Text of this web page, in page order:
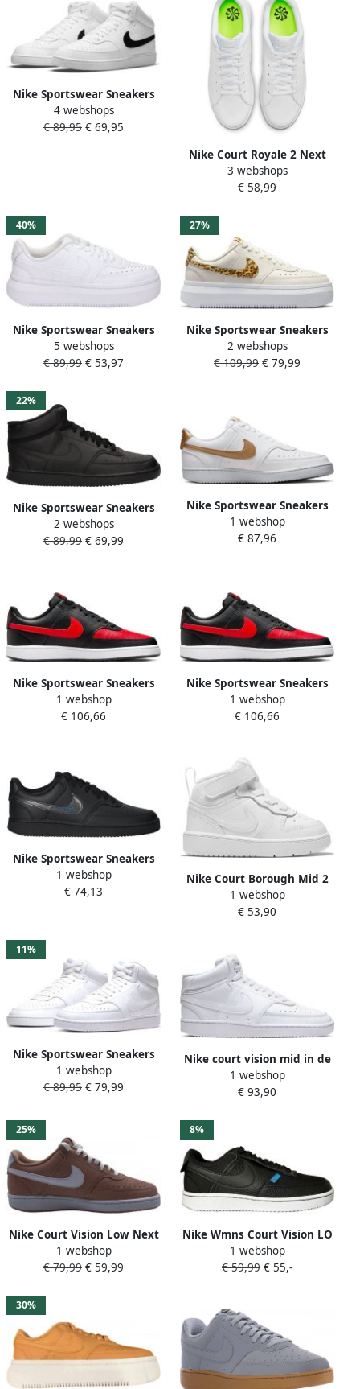
Nike Sportswear Sneakers
COURT VISION MID NEXT
NATURE geïnspireerd op
4 webshops
€ 89,95 € 69,95
Nike Court Royale 2 Next
Nature Damessneakers
schoenen wit casual
3 webshops
€ 58,99
40%
Nike Sportswear Sneakers
COURT VISION ALTA Design
in de voetsporen van de Air
5 webshops
€ 89,99 € 53,97
27%
Nike Sportswear Sneakers
COURT VISION ALTA Design
in de voetsporen van de Air
2 webshops
€ 109,99 € 79,99
22%
Nike Sportswear Sneakers
COURT VISION MID NEXT
NATURE Design in de
2 webshops
€ 89,99 € 69,99
Nike Sportswear Sneakers
COURT VISION LOW NEXT
NATURE Design in de
1 webshop
€ 87,96
Nike Sportswear Sneakers
Court Vision Low Design in
de voetsporen van de Air
1 webshop
€ 106,66
Nike Sportswear Sneakers
Court Vision Low Design in
de voetsporen van de Air
1 webshop
€ 106,66
Nike Sportswear Sneakers
Wmns Court Vision Low
Design in de voetsporen
1 webshop
€ 74,13
Nike Court Borough Mid 2
TDV Kindersneaker 21 Wit
1 webshop
€ 53,90
11%
Nike Sportswear Sneakers
Wmns Court Vision Mid
Design in de voetsporen
1 webshop
€ 89,95 € 79,99
Nike court vision mid in de
kleur wit
1 webshop
€ 93,90
25%
Nike Court Vision Low Next
Nature Damesschoen Roze
1 webshop
€ 79,99 € 59,99
8%
Nike Wmns Court Vision LO
PRM Sneakers Unisex
1 webshop
€ 59,99 € 55,-
30%